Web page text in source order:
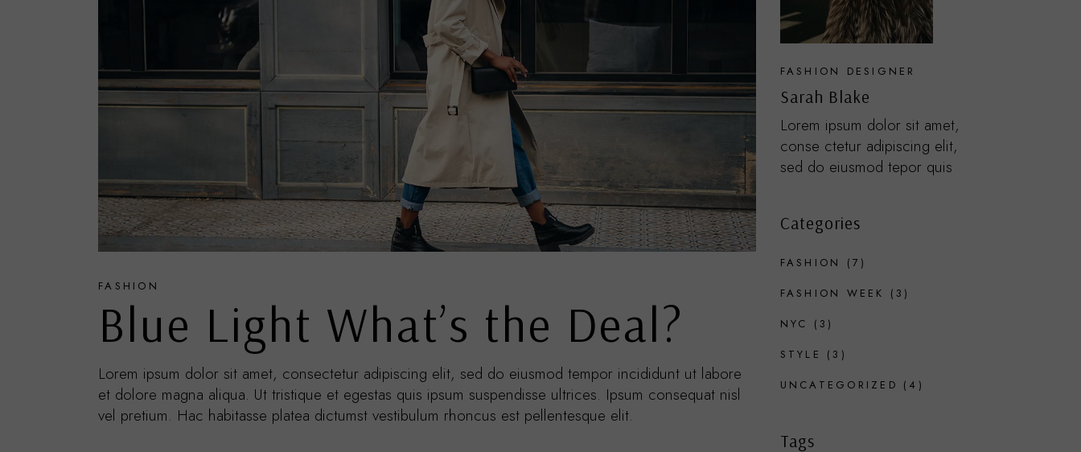
FASHION
Blue Light What’s the Deal?
Lorem ipsum dolor sit amet, consectetur adipiscing elit, sed do eiusmod tempor incididunt ut labore
et dolore magna aliqua. Ut tristique et egestas quis ipsum suspendisse ultrices. Ipsum consequat nisl
vel pretium. Hac habitasse platea dictumst vestibulum rhoncus est pellentesque elit.
FASHION DESIGNER
Sarah Blake
Lorem ipsum dolor sit amet,
conse ctetur adipiscing elit,
sed do eiusmod tepor quis
Categories
FASHION
(7)
FASHION WEEK
(3)
NYC
(3)
STYLE
(3)
UNCATEGORIZED (4)
Tags